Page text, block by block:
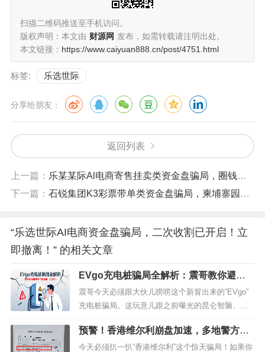
扫描二维码推送至手机访问。
版权声明：本文由 财源网 发布，如需转载请注明出处。
本文链接： https://www.caiyuan888.cn/post/4751.html
标签: 乐选世际
分享给朋友：
返回列表
上一篇： 乐某某际Al电商寄售挂卖类资金盘骗局，圈钱过亿，多次收割会员，即将崩盘跑路！—昊天评盘界
下一篇： 石锐集团K3彩票带单类资金盘骗局，柬埔寨园区搞的杀猪盘，高度预警，即将崩盘跑路！—昊天评盘界
“乐选世际AI电商资金盘骗局，二次收割已开启！立
即撤离！” 的相关文章
EVgo充电桩骗局全解析：震哥教你避开
这个短命盘
震哥今天必须跟大伙儿唠唠这个新冒出来的”EVgo”
充电桩骗局。这玩意儿跟之前曝光的昆仑智脑、云
启资本那些套路简直是一个模子刻出来的，连包装
都懒得换。这帮人现在又盯上新能源风口了，打着
充电桩投资的旗号招摇撞骗。要震哥说啊，他们估
预警！香港维尔利崩盘加速，多地警方已
拉响警报！
今天必须扒一扒“香港维尔利”这个惊天骗局！如果你